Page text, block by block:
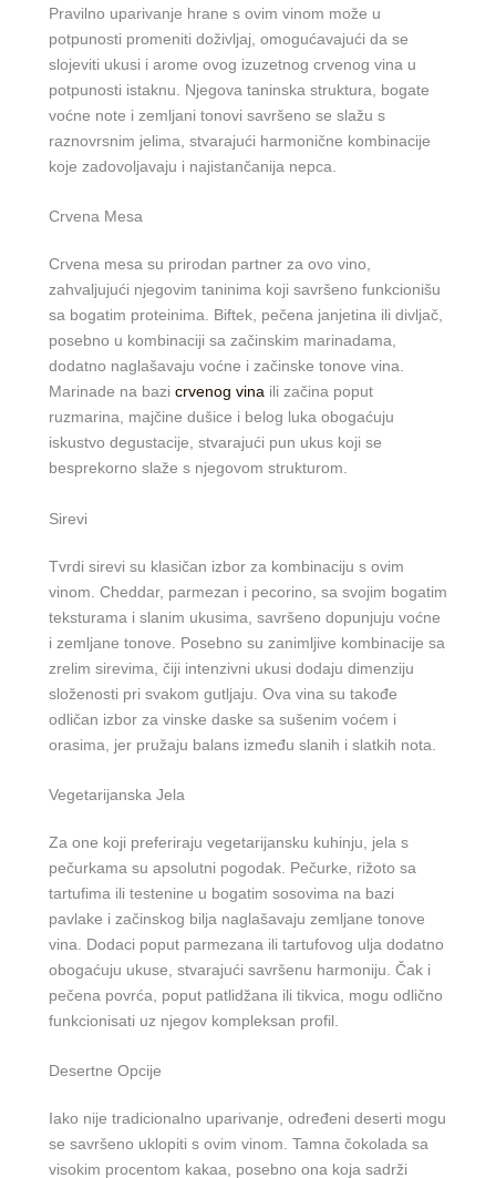
Pravilno uparivanje hrane s ovim vinom može u
potpunosti promeniti doživljaj, omogućavajući da se
slojeviti ukusi i arome ovog izuzetnog crvenog vina u
potpunosti istaknu. Njegova taninska struktura, bogate
voćne note i zemljani tonovi savršeno se slažu s
raznovrsnim jelima, stvarajući harmonične kombinacije
koje zadovoljavaju i najistančanija nepca.
Crvena Mesa
Crvena mesa su prirodan partner za ovo vino,
zahvaljujući njegovim taninima koji savršeno funkcionišu
sa bogatim proteinima. Biftek, pečena janjetina ili divljač,
posebno u kombinaciji sa začinskim marinadama,
dodatno naglašavaju voćne i začinske tonove vina.
Marinade na bazi crvenog vina ili začina poput
ruzmarina, majčine dušice i belog luka obogaćuju
iskustvo degustacije, stvarajući pun ukus koji se
besprekorno slaže s njegovom strukturom.
Sirevi
Tvrdi sirevi su klasičan izbor za kombinaciju s ovim
vinom. Cheddar, parmezan i pecorino, sa svojim bogatim
teksturama i slanim ukusima, savršeno dopunjuju voćne
i zemljane tonove. Posebno su zanimljive kombinacije sa
zrelim sirevima, čiji intenzivni ukusi dodaju dimenziju
složenosti pri svakom gutljaju. Ova vina su takođe
odličan izbor za vinske daske sa sušenim voćem i
orasima, jer pružaju balans između slanih i slatkih nota.
Vegetarijanska Jela
Za one koji preferiraju vegetarijansku kuhinju, jela s
pečurkama su apsolutni pogodak. Pečurke, rižoto sa
tartufima ili testenine u bogatim sosovima na bazi
pavlake i začinskog bilja naglašavaju zemljane tonove
vina. Dodaci poput parmezana ili tartufovog ulja dodatno
obogaćuju ukuse, stvarajući savršenu harmoniju. Čak i
pečena povrća, poput patlidžana ili tikvica, mogu odlično
funkcionisati uz njegov kompleksan profil.
Desertne Opcije
Iako nije tradicionalno uparivanje, određeni deserti mogu
se savršeno uklopiti s ovim vinom. Tamna čokolada sa
visokim procentom kakaa, posebno ona koja sadrži